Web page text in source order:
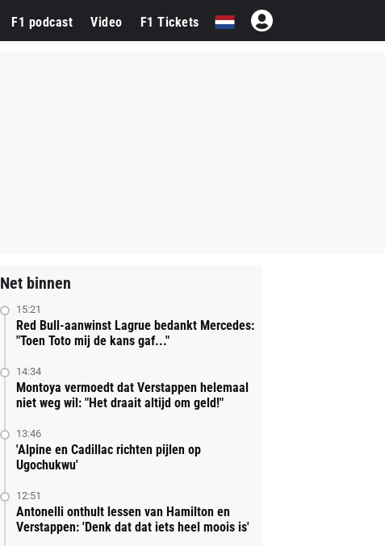
F1 podcast Video F1 Tickets
Net binnen
15:21
Red Bull-aanwinst Lagrue bedankt Mercedes:
"Toen Toto mij de kans gaf..."
14:34
Montoya vermoedt dat Verstappen helemaal
niet weg wil: "Het draait altijd om geld!"
13:46
'Alpine en Cadillac richten pijlen op
Ugochukwu'
12:51
Antonelli onthult lessen van Hamilton en
Verstappen: 'Denk dat dat iets heel moois is'